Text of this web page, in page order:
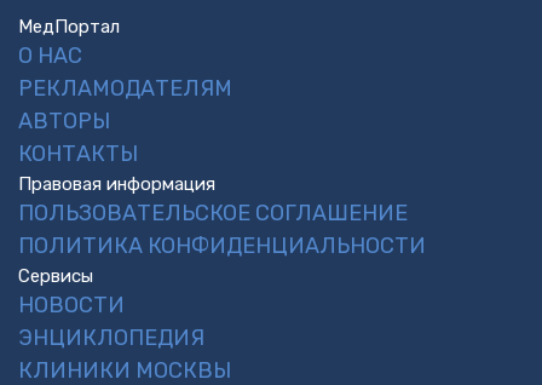
МедПортал
О НАС
РЕКЛАМОДАТЕЛЯМ
АВТОРЫ
КОНТАКТЫ
Правовая информация
ПОЛЬЗОВАТЕЛЬСКОЕ СОГЛАШЕНИЕ
ПОЛИТИКА КОНФИДЕНЦИАЛЬНОСТИ
Сервисы
НОВОСТИ
ЭНЦИКЛОПЕДИЯ
КЛИНИКИ МОСКВЫ